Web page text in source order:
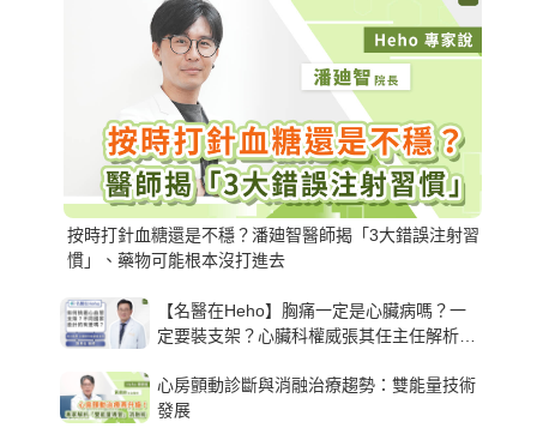
按時打針血糖還是不穩？潘廸智醫師揭「3大錯誤注射習
慣」、藥物可能根本沒打進去
【名醫在Heho】胸痛一定是心臟病嗎？一
定要裝支架？心臟科權威張其任主任解析支
心房顫動診斷與消融治療趨勢：雙能量技術
發展